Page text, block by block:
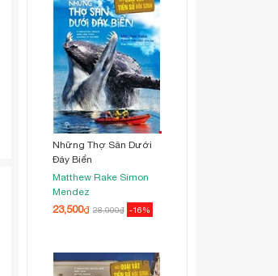
Những Thợ Săn Dưới
Đáy Biển
Matthew Rake Simon
Mendez
23,500₫ 28,000₫ -16%